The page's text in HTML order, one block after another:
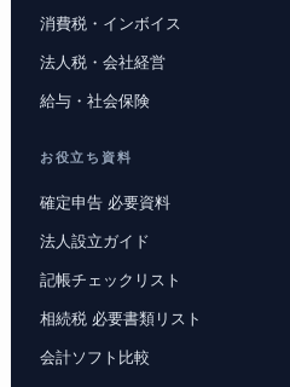
消費税・インボイス
法人税・会社経営
給与・社会保険
お役立ち資料
確定申告 必要資料
法人設立ガイド
記帳チェックリスト
相続税 必要書類リスト
会計ソフト比較